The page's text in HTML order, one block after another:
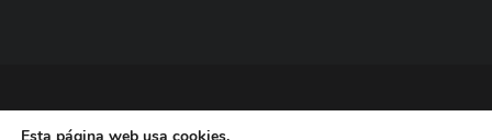
© 2016, Smith&Nephew, S.A. es un negocio mundial de